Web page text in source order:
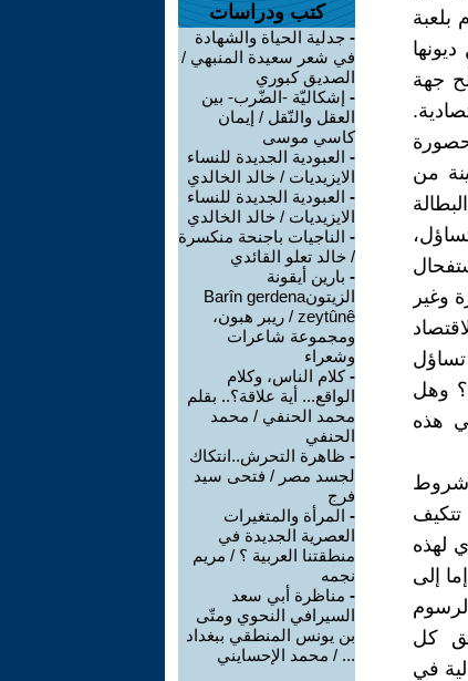
بلعبة
جهة
من
وغير
تساؤل
وهل
هذه
شروط
لهذه
إلى
كل
في
كتب ودراسات
- جدلية الحياة والشهادة
في شعر سعيدة المنبهي /
الصديق كبوري
- إشكاليّة -الضّرب- بين
العقل والنّقل / إيمان
كاسي موسى
- العبودية الجديدة للنساء
الايزيديات / خالد الخالدي
- العبودية الجديدة للنساء
الايزيديات / خالد الخالدي
- الناجيات باجنحة منكسرة
/ خالد تعلو القائدي
- بارين أيقونة
الزيتونBarîn gerdena
zeytûnê / ريبر هبون،
ومجموعة شاعرات
وشعراء
-كلام الناس، وكلام
الواقع... أية علاقة؟.. بقلم
محمد الحنفي / محمد
الحنفي
- ظاهرة التحرش..انتكاك
لجسد مصر / فتحى سيد
فرج
- المرأة والمتغيرات
العصرية الجديدة في
منطقتنا العربية ؟ / مريم
نجمه
- مناظرة أبي سعد
السيرافي النحوي ومتّى
بن يونس المنطقي ببغداد
... / محمد الإحسايني